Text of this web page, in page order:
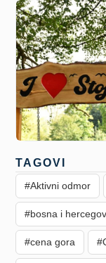
TAGOVI
#Aktivni odmor
#bosna i
#cena gora